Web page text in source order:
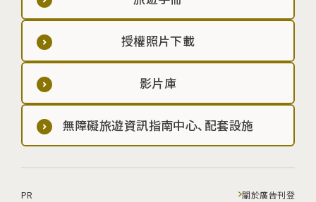
授權照片下載
影片庫
無障礙旅遊資訊指南中心、配套設施
PR 關於廣告刊登